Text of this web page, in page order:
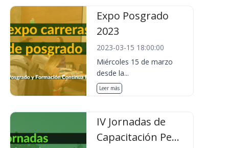
Expo Posgrado
2023
2023-03-15 18:00:00
Miércoles 15 de marzo
desde la...
Leer más
IV Jornadas de
Capacitación Pe...